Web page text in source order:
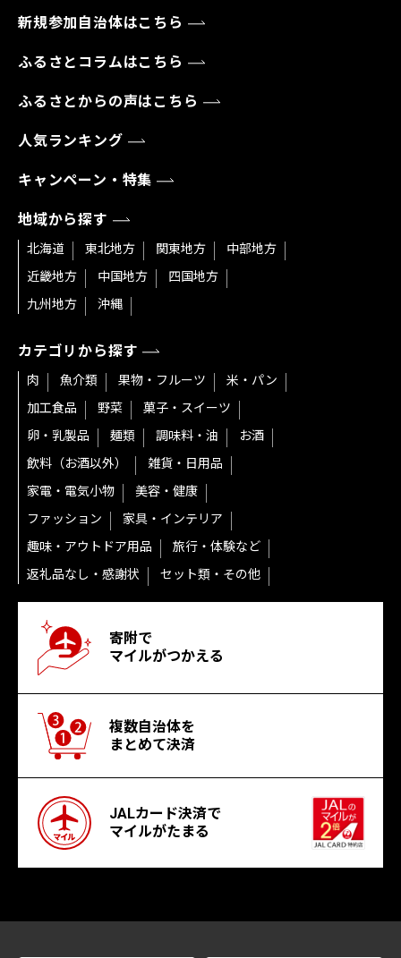
新規参加自治体はこちら
ふるさとコラムはこちら
ふるさとからの声はこちら
人気ランキング
キャンペーン・特集
地域から探す
北海道 東北地方 関東地方
中部地方
近畿地方
中国地方
四国地方
九州地方
沖縄
カテゴリから探す
肉 魚介類 果物・フルーツ
米・パン
加工食品
野菜
菓子・スイーツ
卵・乳製品
麺類 調味料・油
お酒
飲料（お酒以外）
雑貨・日用品
家電・電気小物
美容・健康
ファッション
家具・インテリア
趣味・アウトドア用品
旅行・体験など
返礼品なし・感謝状
セット類・その他
寄附で
マイルがつかえる
複数自治体を
まとめて決済
JALカード決済で
マイルがたまる